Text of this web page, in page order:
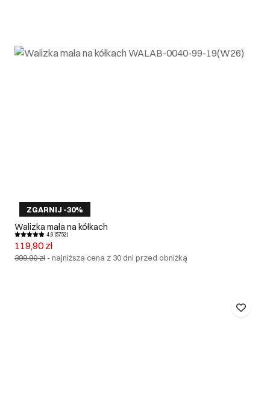
ZGARNIJ -30%
Walizka mała na kółkach
4.9 (5752)
119,90 zł
399,90 zł -najniższa cena z 30 dni przed obniżką